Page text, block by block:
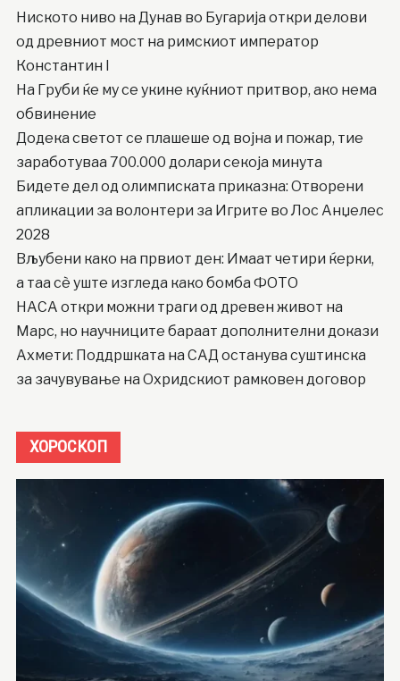
Ниското ниво на Дунав во Бугарија откри делови
од древниот мост на римскиот император
Константин I
На Груби ќе му се укине куќниот притвор, ако нема
обвинение
Додека светот се плашеше од војна и пожар, тие
заработуваа 700.000 долари секоја минута
Бидете дел од олимписката приказна: Отворени
апликации за волонтери за Игрите во Лос Анџелес
2028
Вљубени како на првиот ден: Имаат четири ќерки,
а таа сè уште изгледа како бомба ФОТО
НАСА откри можни траги од древен живот на
Марс, но научниците бараат дополнителни докази
Ахмети: Поддршката на САД останува суштинска
за зачувување на Охридскиот рамковен договор
ХОРОСКОП